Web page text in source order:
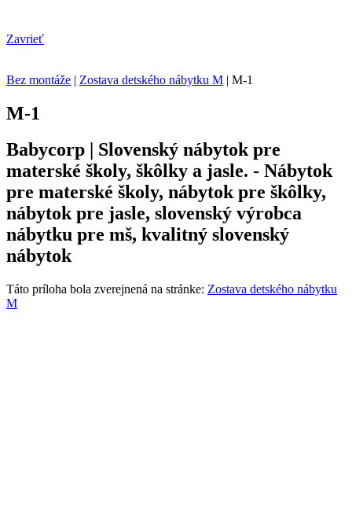
Zavrieť
Bez montáže | Zostava detského nábytku M | M-1
M-1
Babycorp | Slovenský nábytok pre
materské školy, škôlky a jasle. - Nábytok
pre materské školy, nábytok pre škôlky,
nábytok pre jasle, slovenský výrobca
nábytku pre mš, kvalitný slovenský
nábytok
Táto príloha bola zverejnená na stránke: Zostava detského nábytku
M